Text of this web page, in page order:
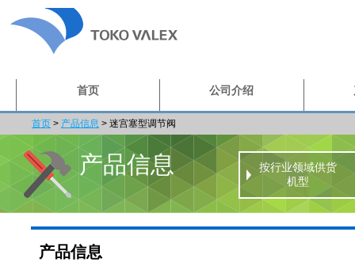
首页 公司介绍
首页 > 产品信息 > 迷宫塞型调节阀
产品信息
按行业领域供货
机型
产品信息